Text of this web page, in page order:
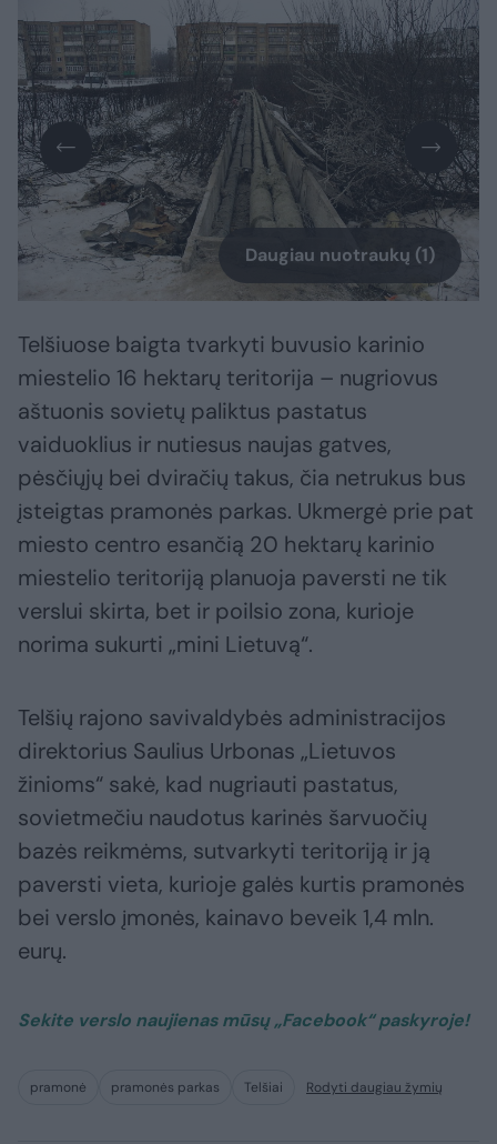
Daugiau nuotraukų (1)
Telšiuose baigta tvarkyti buvusio karinio
miestelio 16 hektarų teritorija – nugriovus
aštuonis sovietų paliktus pastatus
vaiduoklius ir nutiesus naujas gatves,
pėsčiųjų bei dviračių takus, čia netrukus bus
įsteigtas pramonės parkas. Ukmergė prie pat
miesto centro esančią 20 hektarų karinio
miestelio teritoriją planuoja paversti ne tik
verslui skirta, bet ir poilsio zona, kurioje
norima sukurti „mini Lietuvą“.
Telšių rajono savivaldybės administracijos
direktorius Saulius Urbonas „Lietuvos
žinioms“ sakė, kad nugriauti pastatus,
sovietmečiu naudotus karinės šarvuočių
bazės reikmėms, sutvarkyti teritoriją ir ją
paversti vieta, kurioje galės kurtis pramonės
bei verslo įmonės, kainavo beveik 1,4 mln.
eurų.
Sekite verslo naujienas mūsų „Facebook“ paskyroje!
pramonė pramonės parkas Telšiai Rodyti daugiau žymių